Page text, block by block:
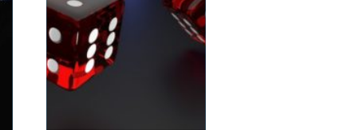
moderna
onlineplattformar har ...